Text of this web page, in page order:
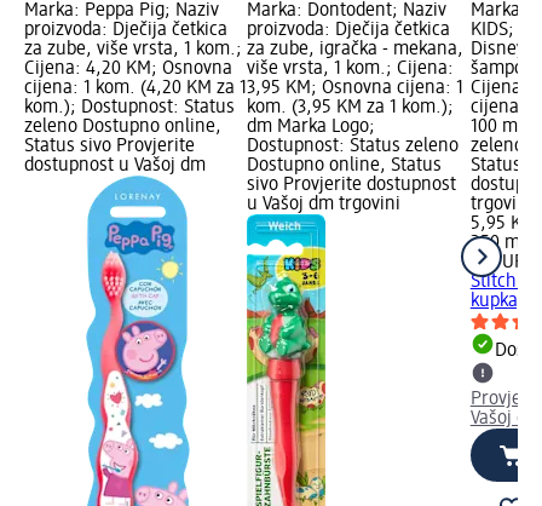
Marka: Peppa Pig; Naziv
proizvoda: Dječija četkica
za zube, više vrsta, 1 kom.;
Cijena: 4,20 KM; Osnovna
cijena: 1 kom. (4,20 KM za 1
kom.); Dostupnost: Status
zeleno Dostupno online,
Status sivo Provjerite
dostupnost u Vašoj dm
Marka: Dontodent; Naziv
proizvoda: Dječija četkica
za zube, igračka - mekana,
više vrsta, 1 kom.; Cijena:
3,95 KM; Osnovna cijena: 1
kom. (3,95 KM za 1 kom.);
dm Marka Logo;
Dostupnost: Status zeleno
Dostupno online, Status
sivo Provjerite dostupnost
u Vašoj dm trgovini
Marka:
KIDS;
Disney
šampon
Cijena:
cijena:
100 ml);
zeleno
Status
trgovini
5,95 KM
250 ml
Stitch -
kupka,
Vašoj